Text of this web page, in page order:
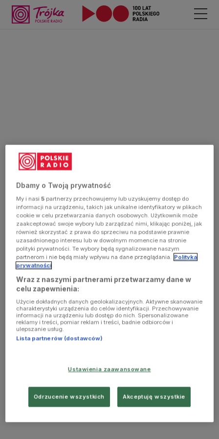
Dbamy o Twoją prywatność
My i nasi5 partnerzy przechowujemy lub uzyskujemy dostęp do
informacji na urządzeniu, takich jak unikalne identyfikatory w plikach
cookie w celu przetwarzania danych osobowych. Użytkownik może
zaakceptować swoje wybory lub zarządzać nimi, klikając poniżej, jak
również skorzystać z prawa do sprzeciwu na podstawie prawnie
uzasadnionego interesu lub w dowolnym momencie na stronie
polityki prywatności. Te wybory będą sygnalizowane naszym
partnerom i nie będą miały wpływu na dane przeglądania. Polityka
prywatności
Wraz z naszymi partnerami przetwarzamy dane w
celu zapewnienia:
Użycie dokładnych danych geolokalizacyjnych. Aktywne skanowanie
charakterystyki urządzenia do celów identyfikacji. Przechowywanie
informacji na urządzeniu lub dostęp do nich. Spersonalizowane
reklamy i treści, pomiar reklam i treści, badnie odbiorców i
ulepszanie usług.
Lista partnerów (dostawców)
Ustawienia zaawansowane
Odrzucenie wszystkich Akceptuję wszystkie